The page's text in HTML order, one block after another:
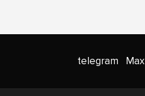
telegram Max